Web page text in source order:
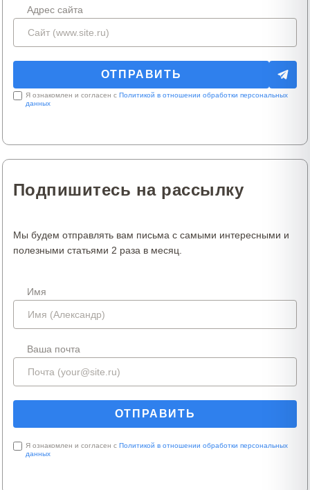
Адрес сайта
Я ознакомлен и согласен с Политикой в отношении обработки персональных
данных
Подпишитесь на рассылку
Мы будем отправлять вам письма с самыми интересными и
полезными статьями 2 раза в месяц.
Имя
Ваша почта
Я ознакомлен и согласен с Политикой в отношении обработки персональных
данных